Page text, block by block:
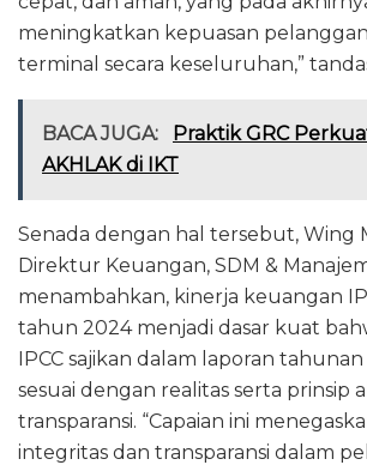
meningkatkan kepuasan
terminal secara keseluruhan,”
BACA JUGA:
Praktik GRC
AKHLAK di IKT
Senada dengan hal tersebut, Wing
Direktur Keuangan, SDM &
menambahkan, kinerja keuangan
tahun 2024 menjadi dasar kuat
IPCC sajikan dalam laporan
sesuai dengan realitas serta prinsip
transparansi. “Capaian ini
integritas dan transparansi dalam